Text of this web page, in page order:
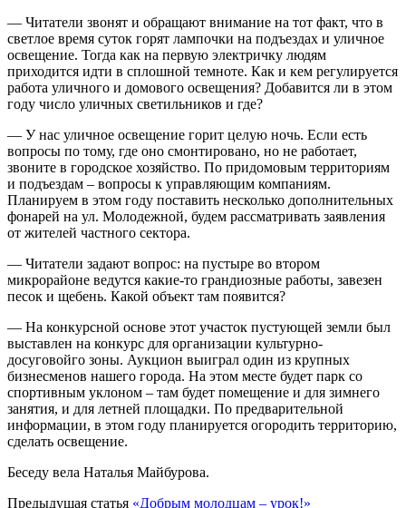
— Читатели звонят и обращают внимание на тот факт, что в
светлое время суток горят лампочки на подъездах и уличное
освещение. Тогда как на первую электричку людям
приходится идти в сплошной темноте. Как и кем регулируется
работа уличного и домового освещения? Добавится ли в этом
году число уличных светильников и где?
— У нас уличное освещение горит целую ночь. Если есть
вопросы по тому, где оно смонтировано, но не работает,
звоните в городское хозяйство. По придомовым территориям
и подъездам – вопросы к управляющим компаниям.
Планируем в этом году поставить несколько дополнительных
фонарей на ул. Молодежной, будем рассматривать заявления
от жителей частного сектора.
— Читатели задают вопрос: на пустыре во втором
микрорайоне ведутся какие-то грандиозные работы, завезен
песок и щебень. Какой объект там появится?
— На конкурсной основе этот участок пустующей земли был
выставлен на конкурс для организации культурно-
досуговойго зоны. Аукцион выиграл один из крупных
бизнесменов нашего города. На этом месте будет парк со
спортивным уклоном – там будет помещение и для зимнего
занятия, и для летней площадки. По предварительной
информации, в этом году планируется огородить территорию,
сделать освещение.
Беседу вела Наталья Майбурова.
Предыдущая статья «Добрым молодцам – урок!»